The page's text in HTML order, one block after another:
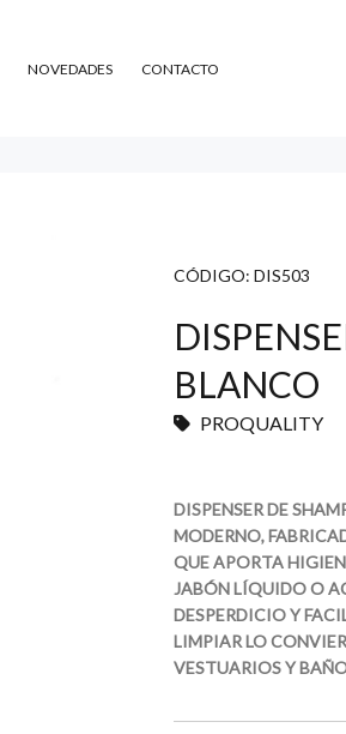
NOVEDADES CONTACTO
CÓDIGO: DIS503
BLANCO
PROQUALITY
DISPENSER DE
MODERNO,
QUE APORTA
JABÓN LÍQUIDO O
DESPERDICIO Y
LIMPIAR LO
VESTUARIOS Y